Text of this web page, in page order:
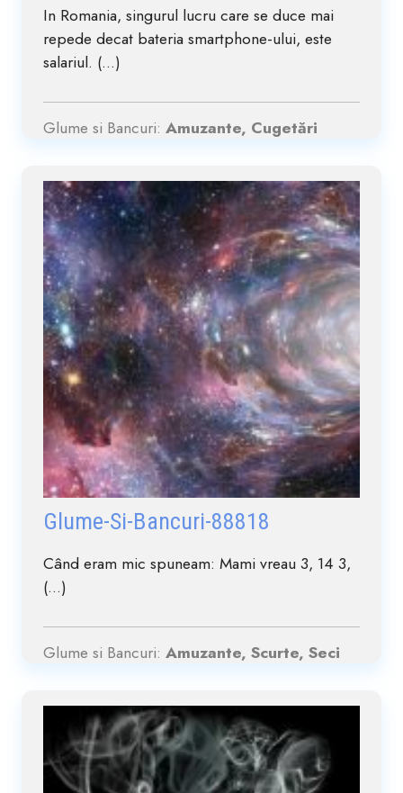
In Romania, singurul lucru care se duce mai
repede decat bateria smartphone-ului, este
salariul. (...)
Glume si Bancuri: Amuzante, Cugetări
Glume-Si-Bancuri-88818
Când eram mic spuneam: Mami vreau 3, 14 3,
(...)
Glume si Bancuri: Amuzante, Scurte, Seci